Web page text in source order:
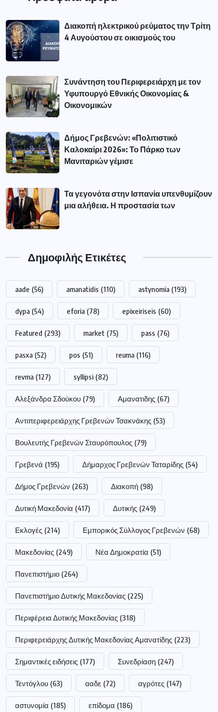
Διακοπή ηλεκτρικού ρεύματος την Τρίτη
4 Αυγούστου σε οικισμούς του
Συνάντηση του Περιφερειάρχη με τον
Υφυπουργό Εθνικής Οικονομίας &
Οικονομικών
Δήμος Γρεβενών: «Πολιτιστικό
Καλοκαίρι 2026»: Το Πάρκο των
Μανιταριών γέμισε
Τα γεγονότα στην Ισπανία υπενθυμίζουν
μια αλήθεια. Η προστασία των
Δημοφιλής Ετικέτες
aade (56) amanatidis (110) astynomia (193)
dypa (54) eforia (78) epixeiriseis (60)
Featured (293) market (75) pass (76)
pasxa (52) pos (51) reuma (116)
revma (127) syllipsi (82)
Αλεξάνδρα Σδούκου (79) Αμανατιδης (67)
Αντιπεριφερειάρχης Γρεβενών Τσακνάκης (53)
Βουλευτής Γρεβενών Σταυρόπουλος (79)
Γρεβενά (195) Δήμαρχος Γρεβενών Ταταρίδης (54)
Δήμος Γρεβενών (263) Διακοπή (98)
Δυτική Μακεδονία (417) Δυτικής (249)
Εκλογές (214) Εμπορικός Σύλλογος Γρεβενών (68)
Μακεδονίας (249) Νέα Δημοκρατία (51)
Πανεπιστήμιο (264)
Πανεπιστήμιο Δυτικής Μακεδονίας (225)
Περιφέρεια Δυτικής Μακεδονίας (318)
Περιφερειάρχης Δυτικής Μακεδονίας Αμανατίδης (223)
Σημαντικές ειδήσεις (177) Συνεδρίαση (247)
Τεντόγλου (63) ααδε (72) αγρότες (147)
αστυνομία (185) επίδομα (186)